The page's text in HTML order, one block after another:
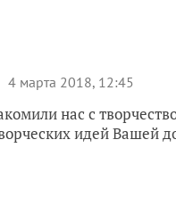
4 марта 2018, 12:45
нас с
идей Вашей